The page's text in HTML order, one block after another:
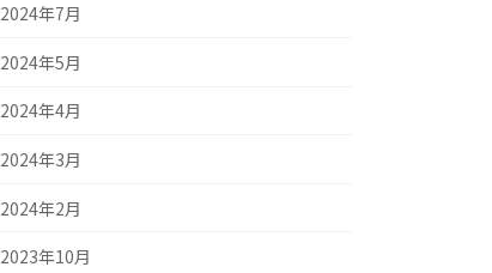
2024年7月
2024年5月
2024年4月
2024年3月
2024年2月
2023年10月